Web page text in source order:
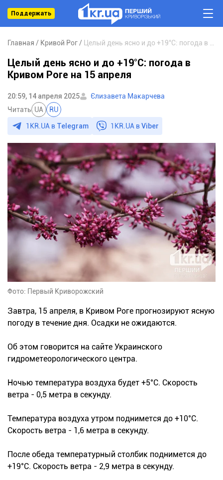
Поддержать
Главная Кривой Рог
Целый день ясно и до +19°C: погода в
Кривом Роге на 15 апреля
20:59, 14 апреля 2025
Єлизавета Макарчева
Читать UA RU
1KR.UA в Telegram 1KR.UA вViber
Фото: Первый Криворожский
Завтра, 15 апреля, в Кривом Роге прогнозируют ясную
погоду в течение дня. Осадки не ожидаются.
Об этом говорится на сайте Украинского
гидрометеорологического центра.
Ночью температура воздуха будет +5°C. Скорость
ветра - 0,5 метра в секунду.
Температура воздуха утром поднимется до +10°C.
Скорость ветра - 1,6 метра в секунду.
После обеда температурный столбик поднимется до
+19°C. Скорость ветра - 2,9 метра в секунду.